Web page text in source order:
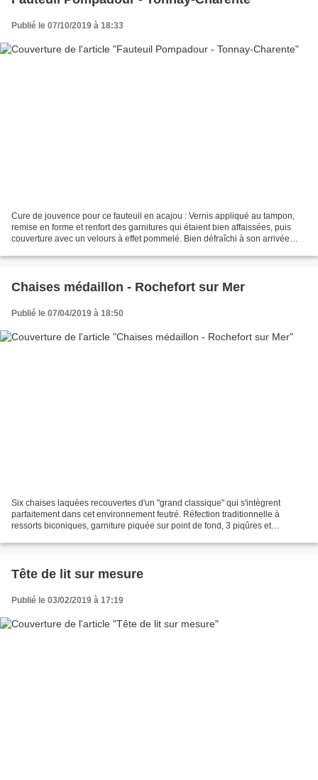
Publié le 07/10/2019 à 18:33
Cure de jouvence pour ce fauteuil en acajou : Vernis appliqué au tampon,
remise en forme et renfort des garnitures qui étaient bien affaissées, puis
couverture avec un velours à effet pommelé. Bien défraîchi à son arrivée
Chaises médaillon - Rochefort sur Mer
Publié le 07/04/2019 à 18:50
Six chaises laquées recouvertes d'un "grand classique" qui s'intègrent
parfaitement dans cet environnement feutré. Réfection traditionnelle à
ressorts biconiques, garniture piquée sur point de fond, 3 piqûres et
Tête de lit sur mesure
Publié le 03/02/2019 à 17:19